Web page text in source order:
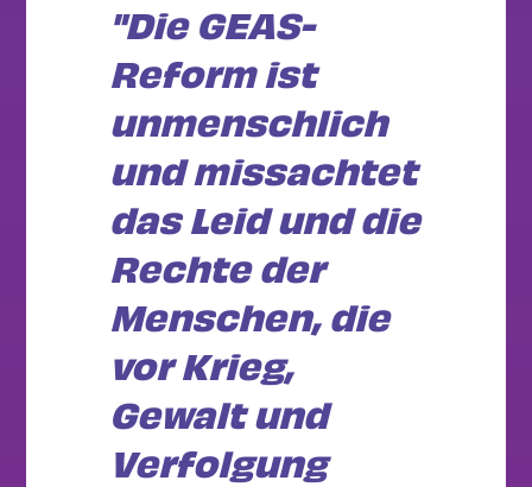
"Die GEAS-
Reform ist
unmenschlich
und missachtet
das Leid und die
Rechte der
Menschen, die
vor Krieg,
Gewalt und
Verfolgung